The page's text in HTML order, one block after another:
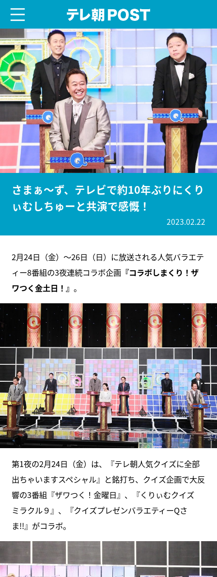
さまぁ～ず、テレビで約10年ぶりにくり
ぃむしちゅーと共演で感慨！
2023.02.22
2月24日（金）～26日（日）に放送される人気バラエテ
ィー8番組の3夜連続コラボ企画『コラボしまくり！ザ
ワつく金土日！』 。
第1夜の2月24日（金）は、『テレ朝人気クイズに全部
出ちゃいますスペシャル』と銘打ち、クイズ企画で大反
響の3番組『ザワつく！金曜日』、『くりぃむクイズ
ミラクル９』、『クイズプレゼンバラエティーQさ
ま!!』がコラボ。